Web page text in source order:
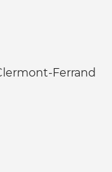
Ferrand